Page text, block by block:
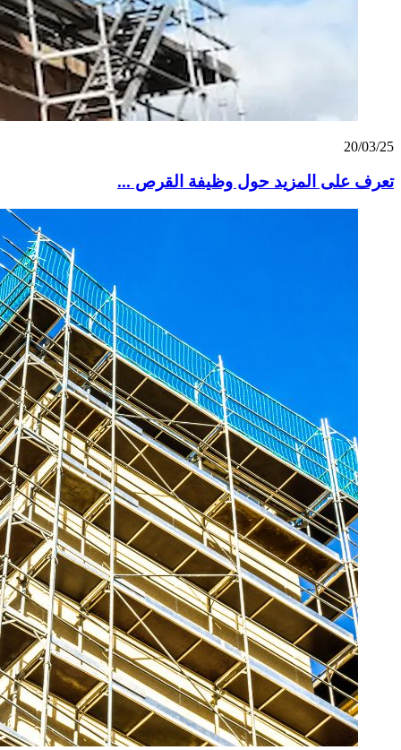
20/03/25
تعرف على المزيد حول وظيفة القرص ...